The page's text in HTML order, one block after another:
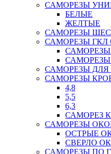
САМОРЕЗЫ
БЕЛЫЕ
ЖЕЛТЫЕ
САМОРЕЗЫ
САМОРЕЗЫ ГКЛ
САМОРЕЗЫ
САМОРЕЗЫ ДЛЯ
САМОРЕЗЫ
4,8
5,5
6,3
САМОРЕЗ
САМОРЕЗЫ
ОСТРЫЕ
СВЕРЛО
САМОРЕЗЫ ПО